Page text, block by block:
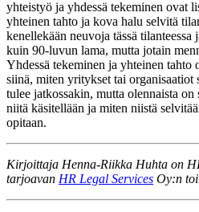
yhteistyö ja yhdessä tekeminen ovat
yhteinen tahto ja kova halu selvitä
kenellekään neuvoja tässä
kuin 90-luvun lama, mutta jotain
Yhdessä tekeminen ja yhteinen tahto
siinä, miten yritykset tai
tulee jatkossakin, mutta olennaista
niitä käsitellään ja miten niistä
opitaan.
Kirjoittaja Henna-Riikka Huhta on
tarjoavan HR Legal Services Oy:n